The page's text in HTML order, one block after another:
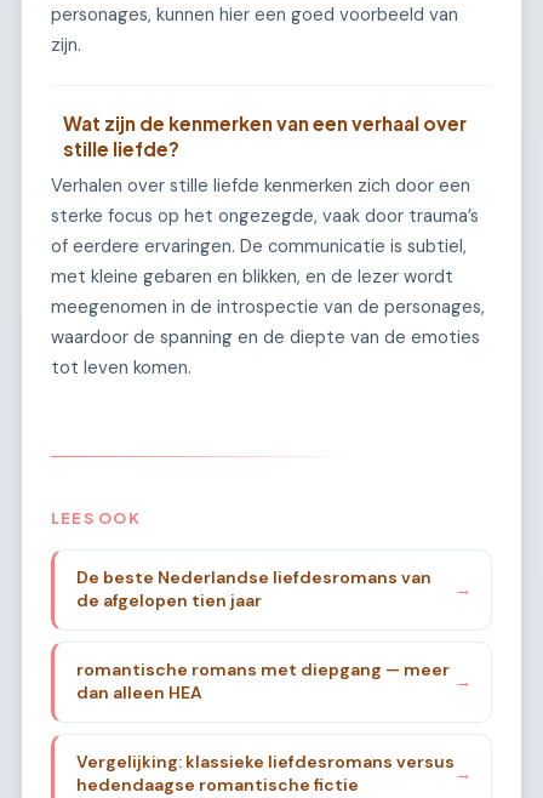
personages, kunnen hier een goed voorbeeld van
zijn.
Wat zijn de kenmerken van een verhaal over
stille liefde?
Verhalen over stille liefde kenmerken zich door een
sterke focus op het ongezegde, vaak door trauma’s
of eerdere ervaringen. De communicatie is subtiel,
met kleine gebaren en blikken, en de lezer wordt
meegenomen in de introspectie van de personages,
waardoor de spanning en de diepte van de emoties
tot leven komen.
LEES OOK
De beste Nederlandse liefdesromans van
de afgelopen tien jaar
→
romantische romans met diepgang — meer
dan alleen HEA
→
Vergelijking: klassieke liefdesromans versus
hedendaagse romantische fictie
→